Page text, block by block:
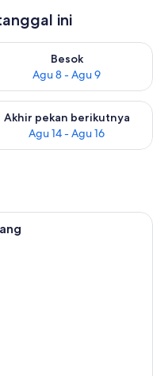
ini
Agu 7 - Agu 8
Besok
Agu 8 - Agu 9
ketersediaan untuk
ini Agu 7 - Agu 9
Akhir pekan berikutnya
Agu 14 - Agu 16
ketersediaan untuk
brankas, meja kerja, dan Wi-